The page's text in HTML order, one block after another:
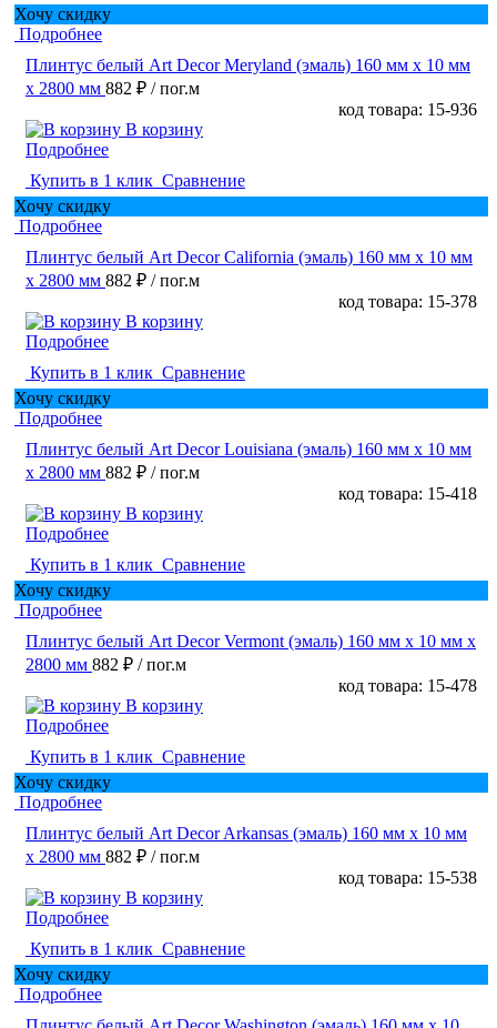
Хочу скидку
Подробнее
Плинтус белый Art Decor Meryland (эмаль) 160 мм х 10 мм
х 2800 мм 882 ₽ / пог.м
код товара: 15-936
В корзину
Подробнее
Купить в 1 клик Сравнение
Хочу скидку
Подробнее
Плинтус белый Art Decor California (эмаль) 160 мм х 10 мм
х 2800 мм 882 ₽ / пог.м
код товара: 15-378
В корзину
Подробнее
Купить в 1 клик Сравнение
Хочу скидку
Подробнее
Плинтус белый Art Decor Louisiana (эмаль) 160 мм х 10 мм
х 2800 мм 882 ₽ / пог.м
код товара: 15-418
В корзину
Подробнее
Купить в 1 клик Сравнение
Хочу скидку
Подробнее
Плинтус белый Art Decor Vermont (эмаль) 160 мм х 10 мм х
2800 мм 882 ₽ / пог.м
код товара: 15-478
В корзину
Подробнее
Купить в 1 клик Сравнение
Хочу скидку
Подробнее
Плинтус белый Art Decor Arkansas (эмаль) 160 мм х 10 мм
х 2800 мм 882 ₽ / пог.м
код товара: 15-538
В корзину
Подробнее
Купить в 1 клик Сравнение
Хочу скидку
Подробнее